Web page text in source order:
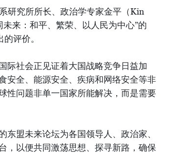
研究所所长、政治学专家金平（Kin
来：和平、繁荣、以人民为中心”的
评价。
际社会正见证着大国战略竞争日益加
安全、能源安全、疾病和网络安全等非
性问题非单一国家所能解决，而是需要
盟未来论坛为各国领导人、政治家、
，以便共同激荡思想、探寻新路，确保